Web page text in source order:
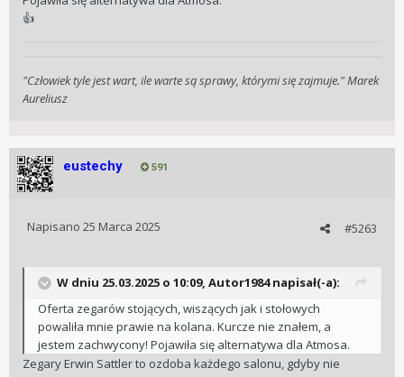
👍
"Człowiek tyle jest wart, ile warte są sprawy, którymi się zajmuje." Marek
Aureliusz
eustechy 591
#5263
Napisano 25 Marca 2025
W dniu 25.03.2025 o 10:09, Autor1984napisał(-a):
Oferta zegarów stojących, wiszących jak i stołowych
powaliła mnie prawie na kolana. Kurcze nie znałem, a
jestem zachwycony! Pojawiła się alternatywa dla Atmosa.
Zegary Erwin Sattler to ozdoba każdego salonu, gdyby nie